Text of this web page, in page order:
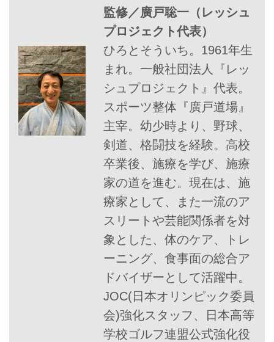
けてみることにしよう。実質的初
回となる今回は現役最強のスコッ
ティ・シェフラーを解説してもら
った。
のフォロワーの間で根強い人気を
見せているのが、4スタンス理論
に関する記事である。そこで、今
回は4スタンス理論とはどのよう
なものなのか、あらためて追いか
けてみることにしよう。4回目は
昨年のフェデックスカップ王者で
あるトミー・フリートウッドを解
説してもらった。
監修／廣戸聡一（レッシュ
プロジェクト代表）
ひろとそういち。1961年生
まれ。一般社団法人『レッ
シュプロジェクト』代表。
スポーツ整体『廣戸道場』
主宰。幼少時より、野球、
剣道、格闘技を経験。高校
卒業後、施療を学び、施療
家の道を進む。現在は、施
療家として、また一流のア
スリートや芸能関係者を対
象とした、体のケア、トレ
ーニング、食事面の総合ア
ドバイザーとして活躍中。
JOC(日本オリンピック委員
会)強化スタッフ、日本高等
学校ゴルフ連盟公式強化役